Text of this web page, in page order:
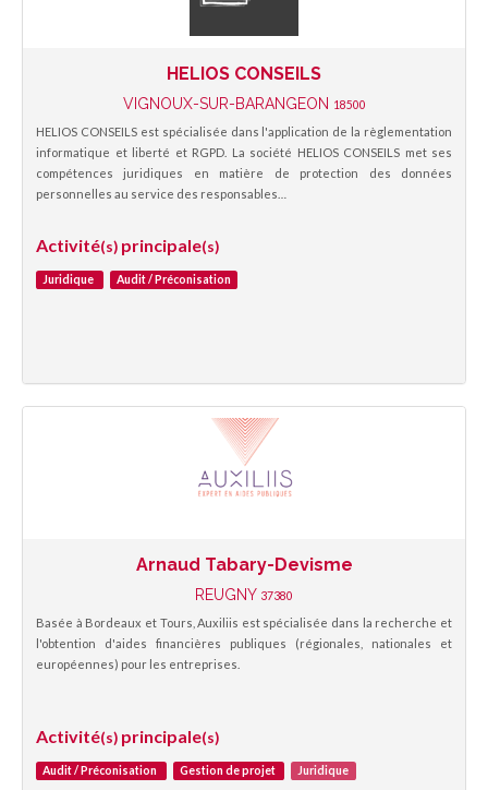
HELIOS CONSEILS
VIGNOUX-SUR-BARANGEON 18500
HELIOS CONSEILS est spécialisée dans l'application de la règlementation
informatique et liberté et RGPD. La société HELIOS CONSEILS met ses
compétences juridiques en matière de protection des données
personnelles au service des responsables…
Activité(s) principale(s)
Juridique Audit / Préconisation
Arnaud Tabary-Devisme
REUGNY 37380
Basée à Bordeaux et Tours, Auxiliis est spécialisée dans la recherche et
l'obtention d'aides financières publiques (régionales, nationales et
européennes) pour les entreprises.
Activité(s) principale(s)
Audit / Préconisation Gestion de projet Juridique